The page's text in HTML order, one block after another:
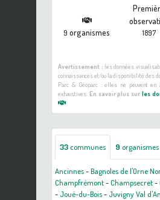
9 organismes 1897
Avertissement :les données
connaissances et/ou la disponibilité des
Parc & Géoparc : elles ne peuvent en
exhaustives. En savoir plus sur les
33communes 9 organismes
Ancinnes-Bagnoles de l'Orne
Champfrémont-Champsecret-
- Joué-du-Bois- Juvigny Val